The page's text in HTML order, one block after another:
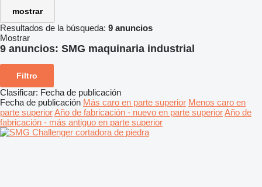
mostrar
Resultados de la búsqueda: 9 anuncios
Mostrar
9 anuncios: SMG maquinaria industrial
Filtro
Clasificar: Fecha de publicación
Fecha de publicación Más caro en parte superior Menos caro en
parte superiorAño de fabricación - nuevo en parte superiorAño de
fabricación - más antiguo en parte superior